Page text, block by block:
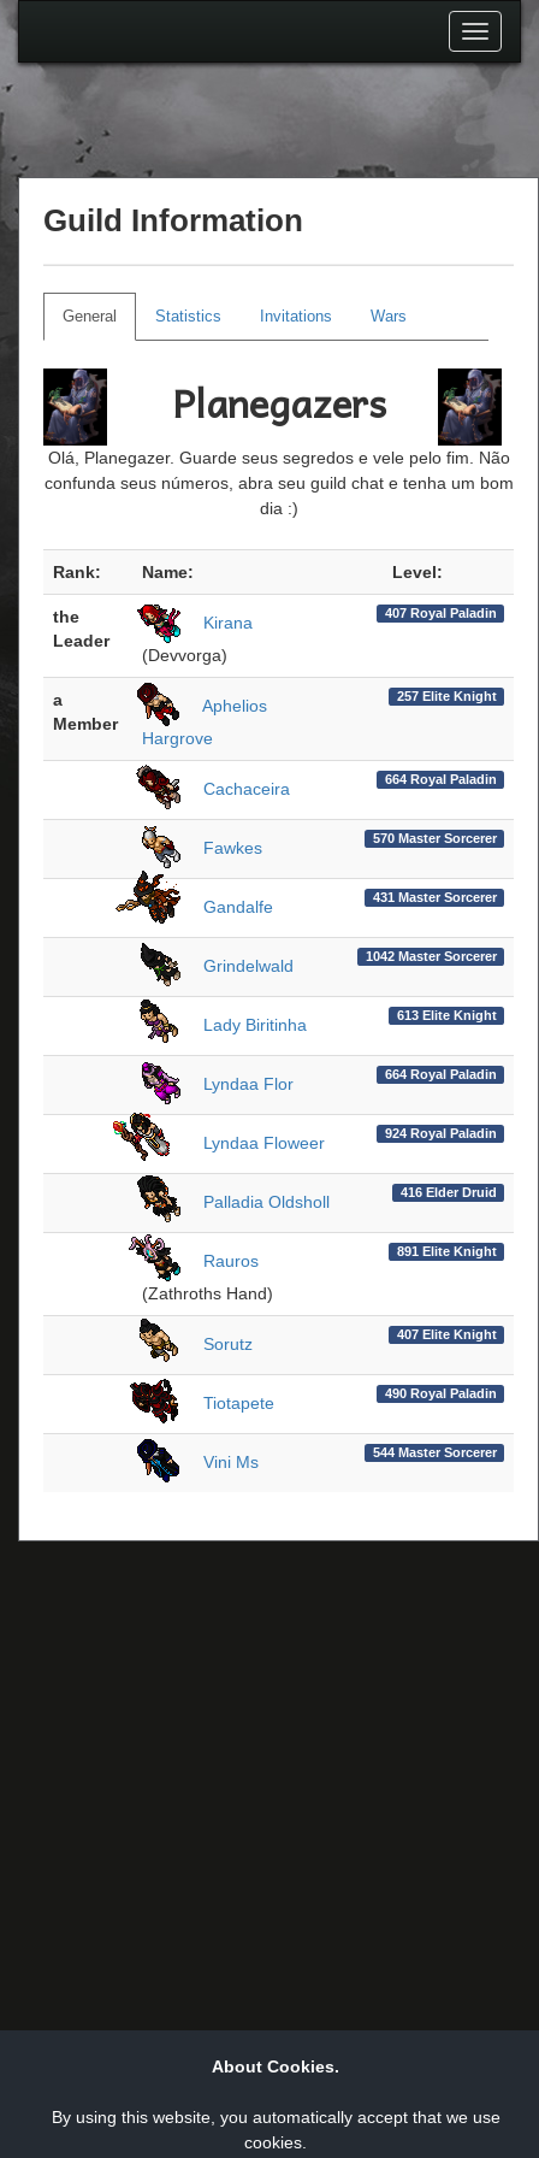
About Cookies.
By using this website, you automatically accept that we use
cookies.
Toggle
Guild Information
General Statistics Invitations Wars
Planegazers
Olá, Planegazer. Guarde seus segredos e vele pelo fim. Não
confunda seus números, abra seu guild chat e tenha um bom
dia :)
Rank: Name: Level:
the
Leader
Kirana
(Devvorga)
407 Royal Paladin
a
Member
Aphelios
Hargrove
257 Elite Knight
Cachaceira 664 Royal Paladin
Fawkes 570 Master Sorcerer
Gandalfe 431 Master Sorcerer
Grindelwald 1042 Master Sorcerer
Lady Biritinha 613 Elite Knight
Lyndaa Flor 664 Royal Paladin
Lyndaa Floweer 924 Royal Paladin
Palladia Oldsholl 416 Elder Druid
Rauros
(Zathroths Hand)
891 Elite Knight
Sorutz 407 Elite Knight
Tiotapete 490 Royal Paladin
Vini Ms 544 Master Sorcerer